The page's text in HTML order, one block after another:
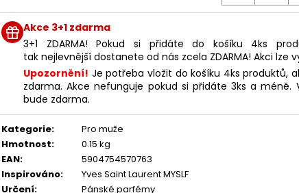
cena:
Akce 3+1 zdarma
3+1 ZDARMA! Pokud si přidáte do košíku 4ks
tak nejlevnější dostanete od nás zcela ZDARMA! Akci lze
Upozornění! Je potřeba vložit do košíku 4ks produktů,
zdarma. Akce nefunguje pokud si přidáte 3ks a méně.
bude zdarma.
Kategorie:
Pro muže
Hmotnost:
0.15 kg
EAN:
5904754570763
Inspirováno:
Yves Saint Laurent MYSLF
Určení:
Pánské parfémy
129 Kč